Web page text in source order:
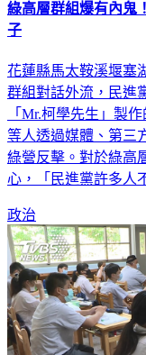
綠高層群組爆有內鬼
子
花蓮縣馬太鞍溪堰塞
群組對話外流，民進
「Mr.柯學先生」製
等人透過媒體、第三
綠營反擊。對於綠高
心，「民進黨許多人
政治